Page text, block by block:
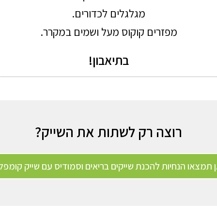
מגלגלים לכדורים.
מפזרים קוקוס מעל ושמים במקרר.
בתיאבון!
רוצה רק לשתות את השייק?
תמצאו הנחיות להכנת שייקים בריאים וסמודיס עם שייק